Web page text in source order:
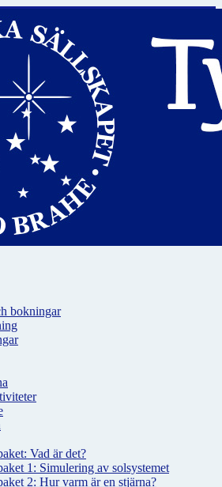
bokningar
Vad är det?
1: Simulering av solsystemet
2: Hur varm är en stjärna?